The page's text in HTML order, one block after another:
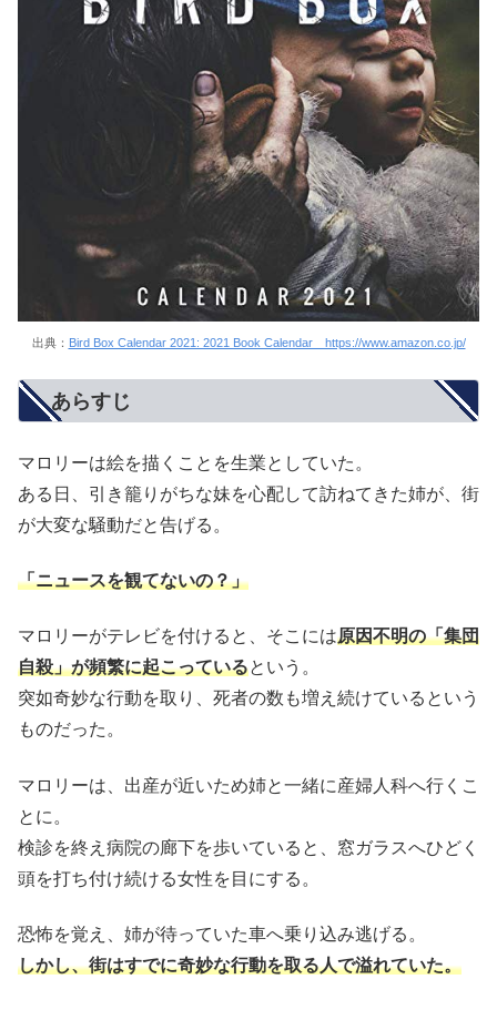
出典： Bird Box Calendar 2021: 2021 Book Calendar https://www.amazon.co.jp/
あらすじ
マロリーは絵を描くことを生業としていた。
ある日、引き籠りがちな妹を心配して訪ねてきた姉が、街
が大変な騒動だと告げる。
「ニュースを観てないの？」
マロリーがテレビを付けると、そこには原因不明の「集団
自殺」が頻繁に起こっているという。
突如奇妙な行動を取り、死者の数も増え続けているという
ものだった。
マロリーは、出産が近いため姉と一緒に産婦人科へ行くこ
とに。
検診を終え病院の廊下を歩いていると、窓ガラスへひどく
頭を打ち付け続ける女性を目にする。
恐怖を覚え、姉が待っていた車へ乗り込み逃げる。
しかし、街はすでに奇妙な行動を取る人で溢れていた。